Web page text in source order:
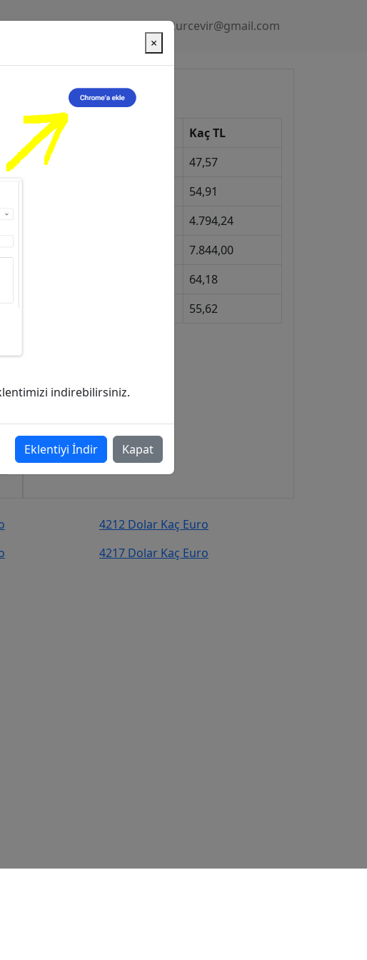
Gizlilik Politikası kurcevir@gmail.com
Güncel Kurlar
Kur
Kaç TL
Dolar
47,57
54,91
4.794,24
7.844,00
64,18
55,62
4212 Dolar Kaç Euro
4217 Dolar Kaç Euro
×
indirebilirsiniz.
Eklentiyi İndir Kapat